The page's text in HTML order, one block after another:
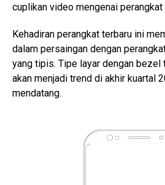
cuplikan video mengenai perangkat
Kehadiran perangkat terbaru ini
dalam persaingan dengan
yang tipis. Tipe layar dengan bezel
akan menjadi trend di akhir kuartal
mendatang.